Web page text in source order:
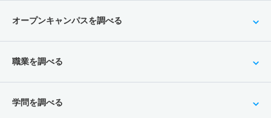
オープンキャンパスを調べる
職業を調べる
学問を調べる